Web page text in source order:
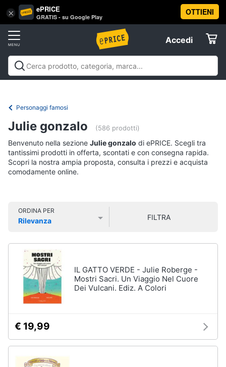
× ePRICE
GRATIS - su Google Play
OTTIENI
Accedi
Accedi
Registrati
Offerte
Informatica
Telefonia
Tv
Cinema
home
Videogiochi
Audio
Clima
Vai
al
Libri,
cd
e
Libri
Religione
Spiritualità
Attualità,
politica
e
Cucina
Design
Architettura
Dvd
Personaggi famosi
Julie gonzalo (586 prodotti)
Benvenuto nella sezione Julie gonzalo di ePRICE. Scegli tra
tantissimi prodotti in offerta, scontati e con consegna rapida.
Scopri la nostra ampia proposta, consulta i prezzi e acquista
comodamente online.
ORDINA PER
Rilevanza
FILTRA
IL GATTO VERDE - Julie Roberge -
Mostri Sacri. Un Viaggio Nel Cuore
Dei Vulcani. Ediz. A Colori
€ 19,99